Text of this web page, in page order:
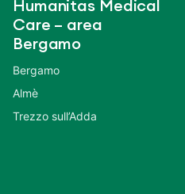
Humanitas Medical
Care – area
Bergamo
Bergamo
Almè
Trezzo sull’Adda